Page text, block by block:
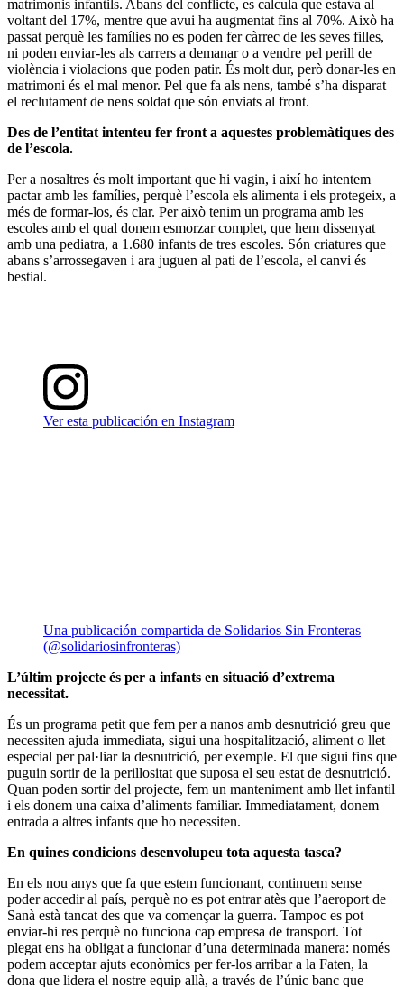
matrimonis infantils. Abans del conflicte, es calcula que estava al
voltant del 17%, mentre que avui ha augmentat fins al 70%. Això ha
passat perquè les famílies no es poden fer càrrec de les seves filles,
ni poden enviar-les als carrers a demanar o a vendre pel perill de
violència i violacions que poden patir. És molt dur, però donar-les en
matrimoni és el mal menor. Pel que fa als nens, també s’ha disparat
el reclutament de nens soldat que són enviats al front.
Des de l’entitat intenteu fer front a aquestes problemàtiques des
de l’escola.
Per a nosaltres és molt important que hi vagin, i així ho intentem
pactar amb les famílies, perquè l’escola els alimenta i els protegeix, a
més de formar-los, és clar. Per això tenim un programa amb les
escoles amb el qual donem esmorzar complet, que hem dissenyat
amb una pediatra, a 1.680 infants de tres escoles. Són criatures que
abans s’arrossegaven i ara juguen al pati de l’escola, el canvi és
bestial.
Ver esta publicación en Instagram
Una publicación compartida de Solidarios Sin Fronteras
(@solidariosinfronteras)
L’últim projecte és per a infants en situació d’extrema
necessitat.
És un programa petit que fem per a nanos amb desnutrició greu que
necessiten ajuda immediata, sigui una hospitalització, aliment o llet
especial per pal·liar la desnutrició, per exemple. El que sigui fins que
puguin sortir de la perillositat que suposa el seu estat de desnutrició.
Quan poden sortir del projecte, fem un manteniment amb llet infantil
i els donem una caixa d’aliments familiar. Immediatament, donem
entrada a altres infants que ho necessiten.
En quines condicions desenvolupeu tota aquesta tasca?
En els nou anys que fa que estem funcionant, continuem sense
poder accedir al país, perquè no es pot entrar atès que l’aeroport de
Sanà està tancat des que va començar la guerra. Tampoc es pot
enviar-hi res perquè no funciona cap empresa de transport. Tot
plegat ens ha obligat a funcionar d’una determinada manera: només
podem acceptar ajuts econòmics per fer-los arribar a la Faten, la
dona que lidera el nostre equip allà, a través de l’únic banc que